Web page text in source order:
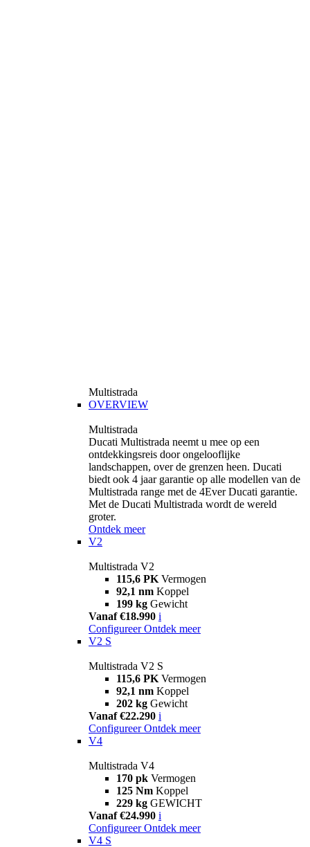
Multistrada
OVERVIEW
Multistrada
Ducati Multistrada neemt u mee op een
ontdekkingsreis door ongelooflijke
landschappen, over de grenzen heen. Ducati
biedt ook 4 jaar garantie op alle modellen van de
Multistrada range met de 4Ever Ducati garantie.
Met de Ducati Multistrada wordt de wereld
groter.
Ontdek meer
V2
Multistrada V2
115,6 PK Vermogen
92,1 nm Koppel
199 kg Gewicht
Vanaf €18.990 i
Configureer Ontdek meer
V2 S
Multistrada V2 S
115,6 PK Vermogen
92,1 nm Koppel
202 kg Gewicht
Vanaf €22.290 i
Configureer Ontdek meer
V4
Multistrada V4
170 pk Vermogen
125 Nm Koppel
229 kg GEWICHT
Vanaf €24.990 i
Configureer Ontdek meer
V4 S